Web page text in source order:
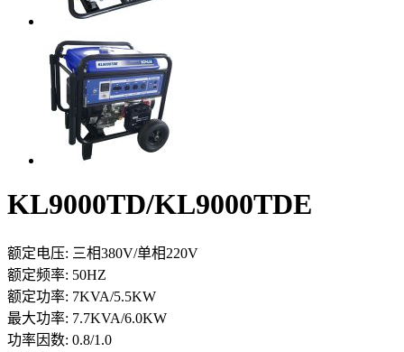
KL9000TD/KL9000TDE
额定电压: 三相380V/单相220V
额定频率: 50HZ
额定功率: 7KVA/5.5KW
最大功率: 7.7KVA/6.0KW
功率因数: 0.8/1.0